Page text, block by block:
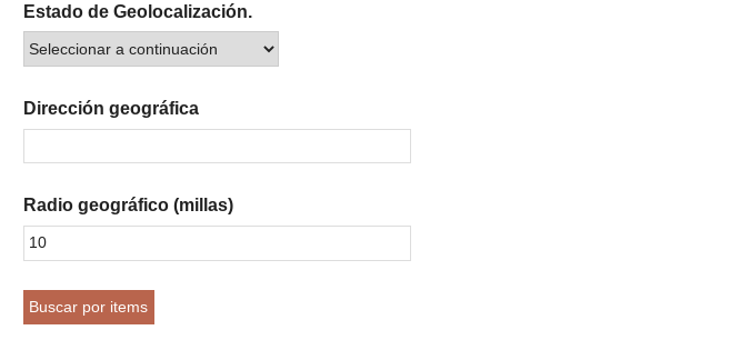
Estado de Geolocalización.
Dirección geográfica
Radio geográfico (millas)